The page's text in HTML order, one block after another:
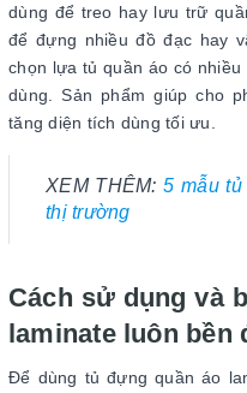
dùng để treo hay lưu trữ
để đựng nhiều đồ đạc hay
chọn lựa tủ quần áo có
dùng. Sản phẩm giúp cho
tăng diện tích dùng tối ưu.
XEM THÊM:5 mẫu
thị trường
Cách sử dụng và
laminate luôn bền
Để dùng tủ đựng quần áo